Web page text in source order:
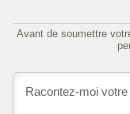
Avant de soumettre